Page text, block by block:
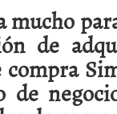
¿Por qué el
de diciembre de
mucho
de
compra
de